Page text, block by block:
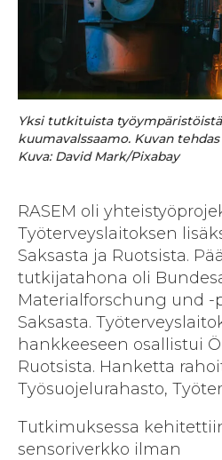
Yksi tutkituista
kuumavalssaamo. Kuvan
Kuva: David Mark/Pixabay
RASEM oli
Työterveyslaitoksen
Saksasta ja Ruotsista.
tutkijatahona oli
Materialforschung und -
Saksasta.
hankkeeseen osallistui
Ruotsista. Hanketta
Työsuojelurahasto,
Tutkimuksessa
sensoriverkko ilman